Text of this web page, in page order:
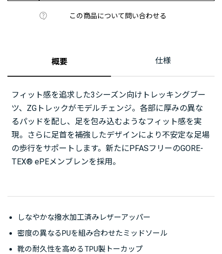
この商品について問い合わせる
概要 仕様
フィット感を追求した3シーズン向けトレッキングブー
ツ、ZGトレックがモデルチェンジ。各部に厚みの異な
るパッドを配し、足を包み込むようなフィット感を実
現。さらに足首を補強したデザインにより不安定な足場
の歩行をサポートします。新たにPFASフリーのGORE-
TEX® ePEメンブレンを採用。
しなやかな撥水加工済みレザーアッパー
密度の異なるPUを組み合わせたミッドソール
靴の耐久性を高めるTPU製トーカップ